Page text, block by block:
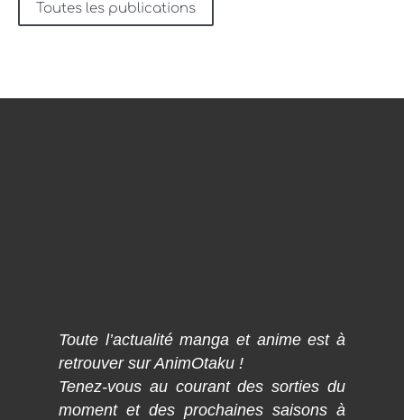
Toutes les publications
Toute l’actualité manga et anime est à
retrouver sur AnimOtaku !
Tenez-vous au courant des sorties du
moment et des prochaines saisons à